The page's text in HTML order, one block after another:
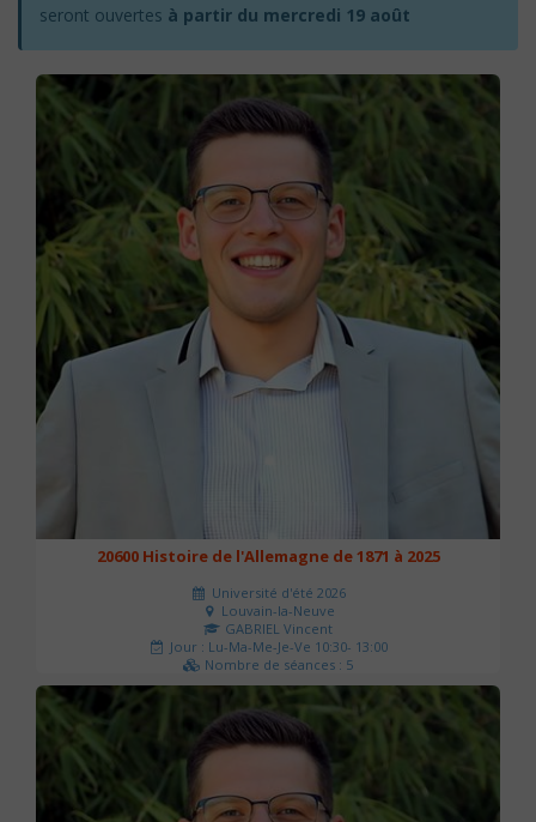
seront ouvertes à partir du mercredi 19 août
20600 Histoire de l'Allemagne de 1871 à 2025
Université d'été 2026
Louvain-la-Neuve
GABRIEL Vincent
Jour : Lu-Ma-Me-Je-Ve 10:30- 13:00
Nombre de séances : 5
120 €